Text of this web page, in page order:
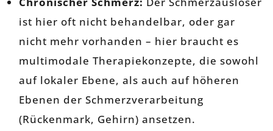
ist hier oft nicht behandelbar, oder gar
nicht mehr vorhanden – hier braucht es
multimodale Therapiekonzepte, die sowohl
auf lokaler Ebene, als auch auf höheren
Ebenen der Schmerzverarbeitung
(Rückenmark, Gehirn) ansetzen.